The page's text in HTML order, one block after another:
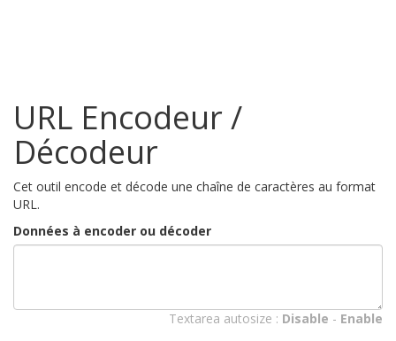
URL Encodeur /
Décodeur
Cet outil encode et décode une chaîne de caractères au format
URL.
Données à encoder ou décoder
Textarea autosize : Disable - Enable